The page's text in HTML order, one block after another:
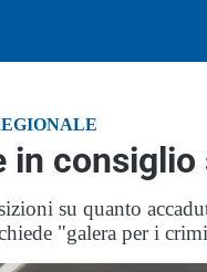
in
su quanto
"galera per i